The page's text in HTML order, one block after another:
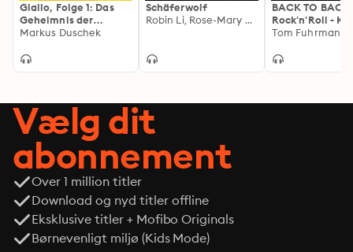
Giallo, Folge 1: Das
Geheimnis der
gläsernen Augen
Markus Duschek
Schäferwolf
Robin Li, Rose-Mary Hein, Silvia Steinmann
BACK TO
Rock'n'Roll -
von Tom
Tom Fuhrmann
Vælg dit
abonnement
Over 1 million titler
Download og nyd titler offline
Eksklusive titler + Mofibo Originals
Børnevenligt miljø (Kids Mode)